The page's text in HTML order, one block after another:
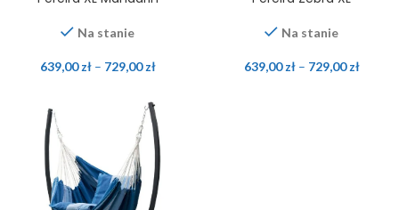
Na stanie
639,00zł – 729,00zł
Na stanie
639,00zł – 729,00zł